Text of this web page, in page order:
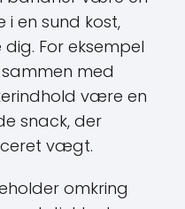
en sund kost,
For eksempel
med
være en
snack, der
vægt.
omkring
er relativt lavt